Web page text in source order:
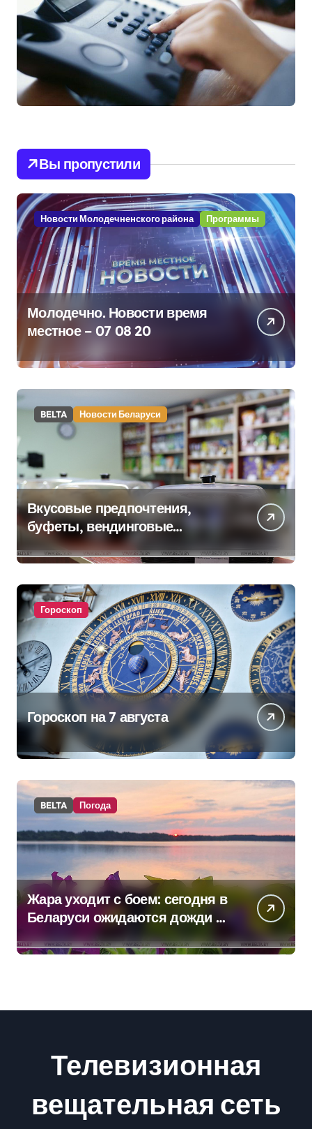
Вы пропустили
Новости Молодечненского района Программы
Молодечно. Новости время
местное – 07 08 20
BELTA Новости Беларуси
Вкусовые предпочтения,
буфеты, вендинговые
аппараты. Минобразования об
изменениях в школьном
питании
Гороскоп
Гороскоп на 7 августа
BELTA Погода
Жара уходит с боем: сегодня в
Беларуси ожидаются дожди и
грозы
Телевизионная
вещательная сеть